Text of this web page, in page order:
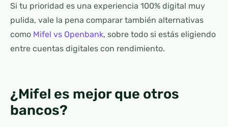
Si tu prioridad es una experiencia 100% digital muy
pulida, vale la pena comparar también alternativas
como Mifel vs Openbank, sobre todo si estás eligiendo
entre cuentas digitales con rendimiento.
¿Mifel es mejor que otros
bancos?